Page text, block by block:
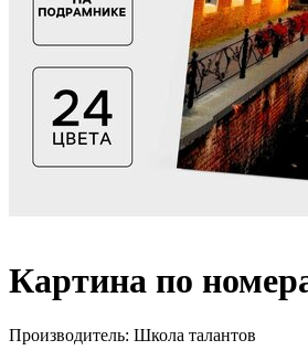
Картина по
Производитель: Школа талантов